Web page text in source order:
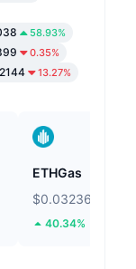
58.93%
0.35%
13.27%
ETHGas
$0.03236
40.34%